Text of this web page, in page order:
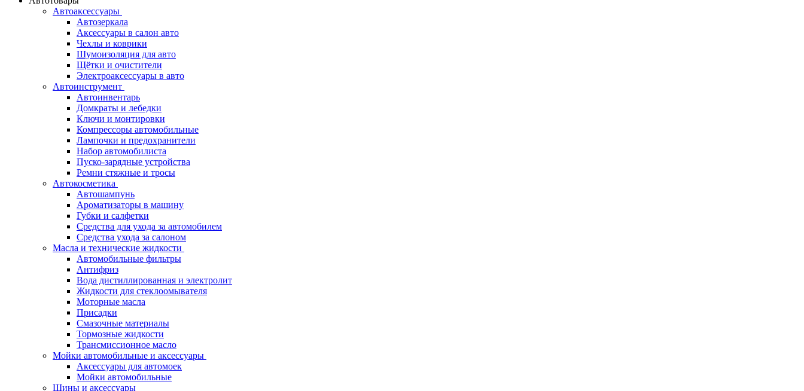
Автоаксессуары
Автозеркала
Аксессуары в салон авто
Чехлы и коврики
Шумоизоляция для авто
Щётки и очистители
Электроаксессуары в авто
Автоинструмент
Автоинвентарь
Домкраты и лебедки
Ключи и монтировки
Компрессоры автомобильные
Лампочки и предохранители
Набор автомобилиста
Пуско-зарядные устройства
Ремни стяжные и тросы
Автокосметика
Автошампунь
Ароматизаторы в машину
Губки и салфетки
Средства для ухода за автомобилем
Средства ухода за салоном
Масла и технические жидкости
Автомобильные фильтры
Антифриз
Вода дистиллированная и электролит
Жидкости для стеклоомывателя
Моторные масла
Присадки
Смазочные материалы
Тормозные жидкости
Трансмиссионное масло
Мойки автомобильные и аксессуары
Аксессуары для автомоек
Мойки автомобильные
Шины и аксессуары